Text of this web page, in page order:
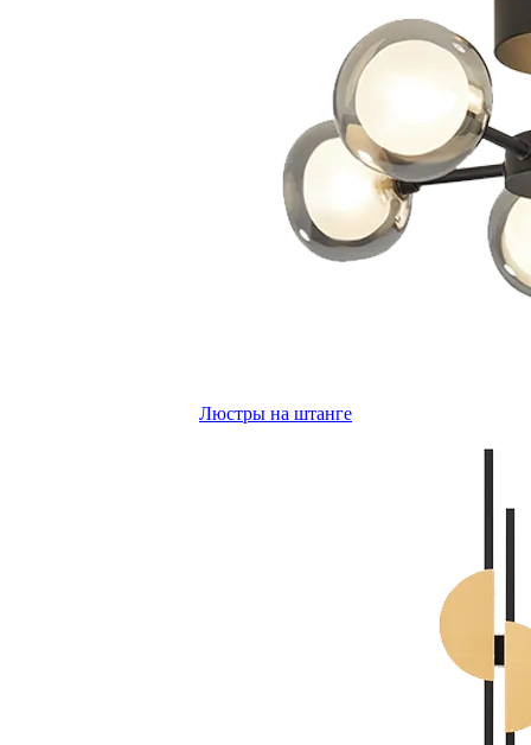
Люстры на штанге